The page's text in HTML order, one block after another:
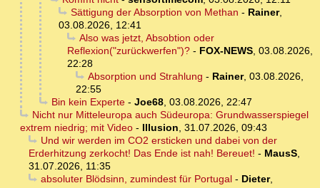
Sättigung der Absorption von Methan - Rainer,
03.08.2026, 12:41
Also was jetzt, Absobtion oder
Reflexion("zurückwerfen")? - FOX-NEWS, 03.08.2026,
22:28
Absorption und Strahlung - Rainer, 03.08.2026,
22:55
Bin kein Experte- Joe68, 03.08.2026, 22:47
Nicht nur Mitteleuropa auch Südeuropa: Grundwasserspiegel
extrem niedrig; mit Video - Illusion, 31.07.2026, 09:43
Und wir werden im CO2 ersticken und dabei von der
Erderhitzung zerkocht! Das Ende ist nah! Bereuet! - MausS,
31.07.2026, 11:35
absoluter Blödsinn, zumindest für Portugal- Dieter,